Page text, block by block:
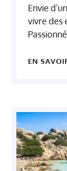
Envie
vivre des
EN